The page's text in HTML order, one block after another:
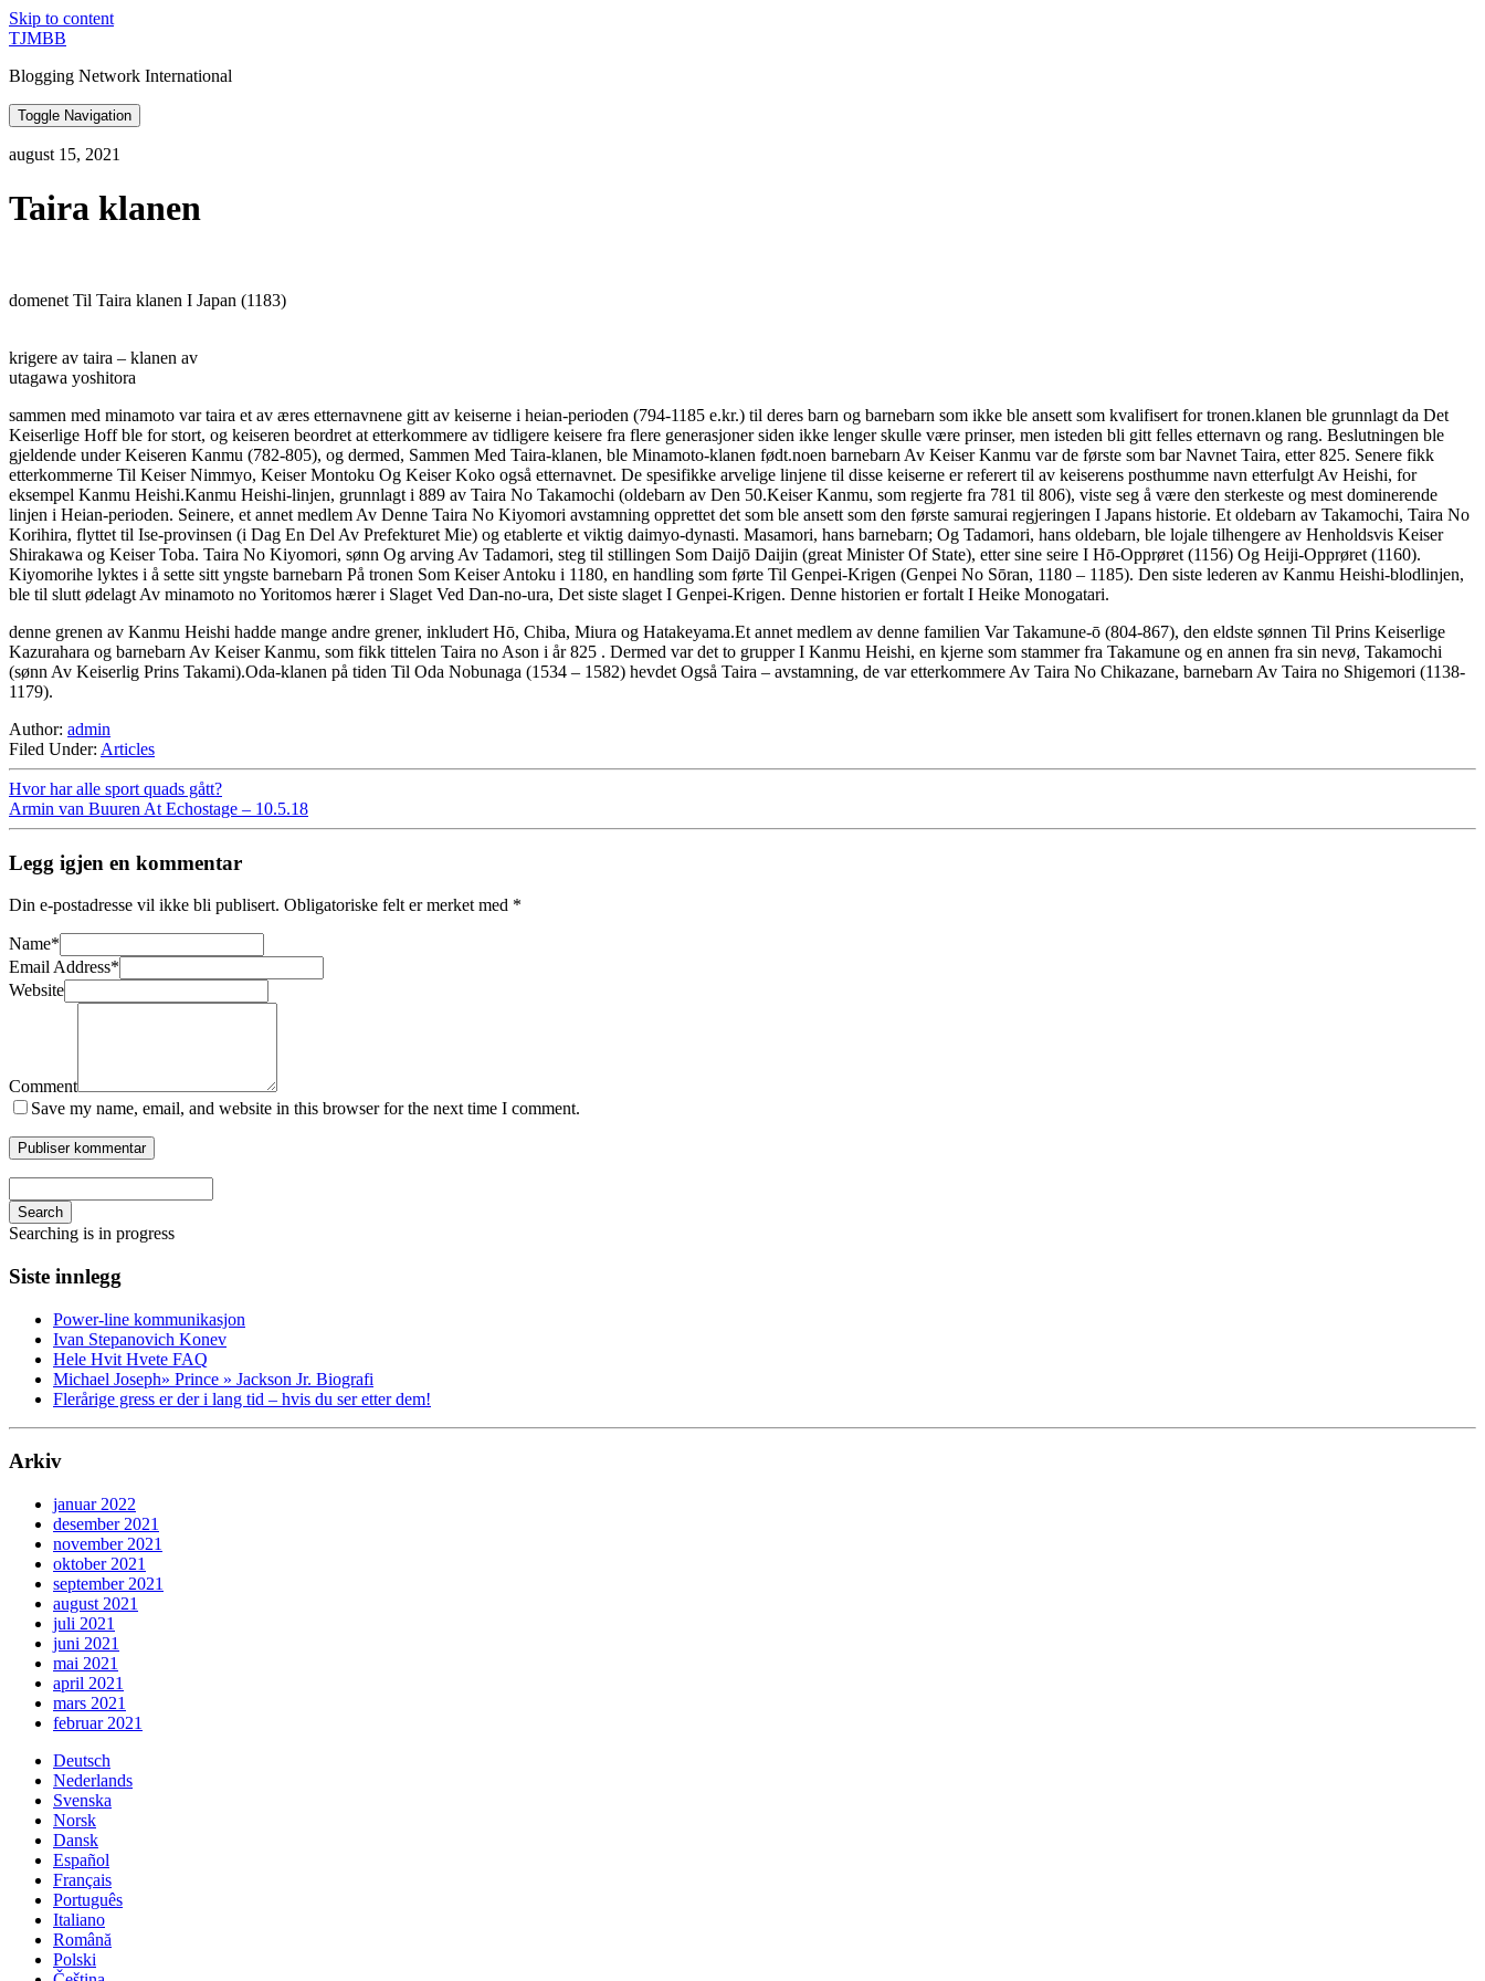
Skip to content
TJMBB
Blogging Network International
Toggle Navigation
august 15, 2021
Taira klanen
domenet Til Taira klanen I Japan (1183)
krigere av taira – klanen av
utagawa yoshitora
sammen med minamoto var taira et av æres etternavnene gitt av keiserne i heian-perioden (794-1185 e.kr.) til deres barn og barnebarn som ikke ble ansett som kvalifisert for tronen.klanen ble grunnlagt da Det
Keiserlige Hoff ble for stort, og keiseren beordret at etterkommere av tidligere keisere fra flere generasjoner siden ikke lenger skulle være prinser, men isteden bli gitt felles etternavn og rang. Beslutningen ble
gjeldende under Keiseren Kanmu (782-805), og dermed, Sammen Med Taira-klanen, ble Minamoto-klanen født.noen barnebarn Av Keiser Kanmu var de første som bar Navnet Taira, etter 825. Senere fikk
etterkommerne Til Keiser Nimmyo, Keiser Montoku Og Keiser Koko også etternavnet. De spesifikke arvelige linjene til disse keiserne er referert til av keiserens posthumme navn etterfulgt Av Heishi, for
eksempel Kanmu Heishi.Kanmu Heishi-linjen, grunnlagt i 889 av Taira No Takamochi (oldebarn av Den 50.Keiser Kanmu, som regjerte fra 781 til 806), viste seg å være den sterkeste og mest dominerende
linjen i Heian-perioden. Seinere, et annet medlem Av Denne Taira No Kiyomori avstamning opprettet det som ble ansett som den første samurai regjeringen I Japans historie. Et oldebarn av Takamochi, Taira No
Korihira, flyttet til Ise-provinsen (i Dag En Del Av Prefekturet Mie) og etablerte et viktig daimyo-dynasti. Masamori, hans barnebarn; Og Tadamori, hans oldebarn, ble lojale tilhengere av Henholdsvis Keiser
Shirakawa og Keiser Toba. Taira No Kiyomori, sønn Og arving Av Tadamori, steg til stillingen Som Daijō Daijin (great Minister Of State), etter sine seire I Hō-Opprøret (1156) Og Heiji-Opprøret (1160).
Kiyomorihe lyktes i å sette sitt yngste barnebarn På tronen Som Keiser Antoku i 1180, en handling som førte Til Genpei-Krigen (Genpei No Sōran, 1180 – 1185). Den siste lederen av Kanmu Heishi-blodlinjen,
ble til slutt ødelagt Av minamoto no Yoritomos hærer i Slaget Ved Dan-no-ura, Det siste slaget I Genpei-Krigen. Denne historien er fortalt I Heike Monogatari.
denne grenen av Kanmu Heishi hadde mange andre grener, inkludert Hō, Chiba, Miura og Hatakeyama.Et annet medlem av denne familien Var Takamune-ō (804-867), den eldste sønnen Til Prins Keiserlige
Kazurahara og barnebarn Av Keiser Kanmu, som fikk tittelen Taira no Ason i år 825 . Dermed var det to grupper I Kanmu Heishi, en kjerne som stammer fra Takamune og en annen fra sin nevø, Takamochi
(sønn Av Keiserlig Prins Takami).Oda-klanen på tiden Til Oda Nobunaga (1534 – 1582) hevdet Også Taira – avstamning, de var etterkommere Av Taira No Chikazane, barnebarn Av Taira no Shigemori (1138-
1179).
Author: admin
Filed Under: Articles
Hvor har alle sport quads gått?
Armin van Buuren At Echostage – 10.5.18
Legg igjen en kommentar
Din e-postadresse vil ikke bli publisert. Obligatoriske felt er merket med *
Name*
Email Address*
Website
Comment
Save my name, email, and website in this browser for the next time I comment.
Search
Searching is in progress
Siste innlegg
Power-line kommunikasjon
Ivan Stepanovich Konev
Hele Hvit Hvete FAQ
Michael Joseph» Prince » Jackson Jr. Biografi
Flerårige gress er der i lang tid – hvis du ser etter dem!
Arkiv
januar 2022
desember 2021
november 2021
oktober 2021
september 2021
august 2021
juli 2021
juni 2021
mai 2021
april 2021
mars 2021
februar 2021
Deutsch
Nederlands
Svenska
Norsk
Dansk
Español
Français
Português
Italiano
Română
Polski